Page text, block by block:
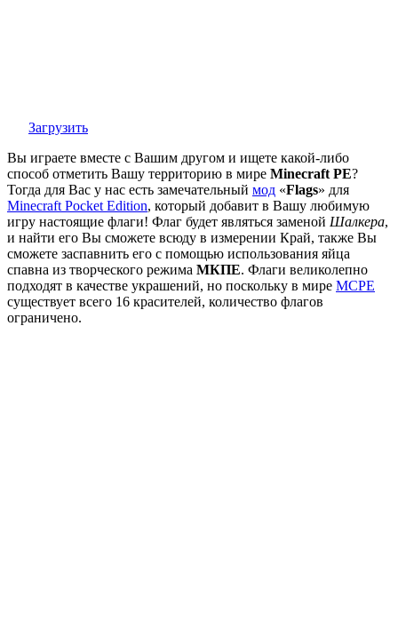
Загрузить
Вы играете вместе с Вашим другом и ищете какой-либо
способ отметить Вашу территорию в мире Minecraft PE?
Тогда для Вас у нас есть замечательный мод «Flags» для
Minecraft Pocket Edition, который добавит в Вашу любимую
игру настоящие флаги! Флаг будет являться заменой Шалкера,
и найти его Вы сможете всюду в измерении Край, также Вы
сможете заспавнить его с помощью использования яйца
спавна из творческого режима МКПЕ. Флаги великолепно
подходят в качестве украшений, но поскольку в мире MCPE
существует всего 16 красителей, количество флагов
ограничено.